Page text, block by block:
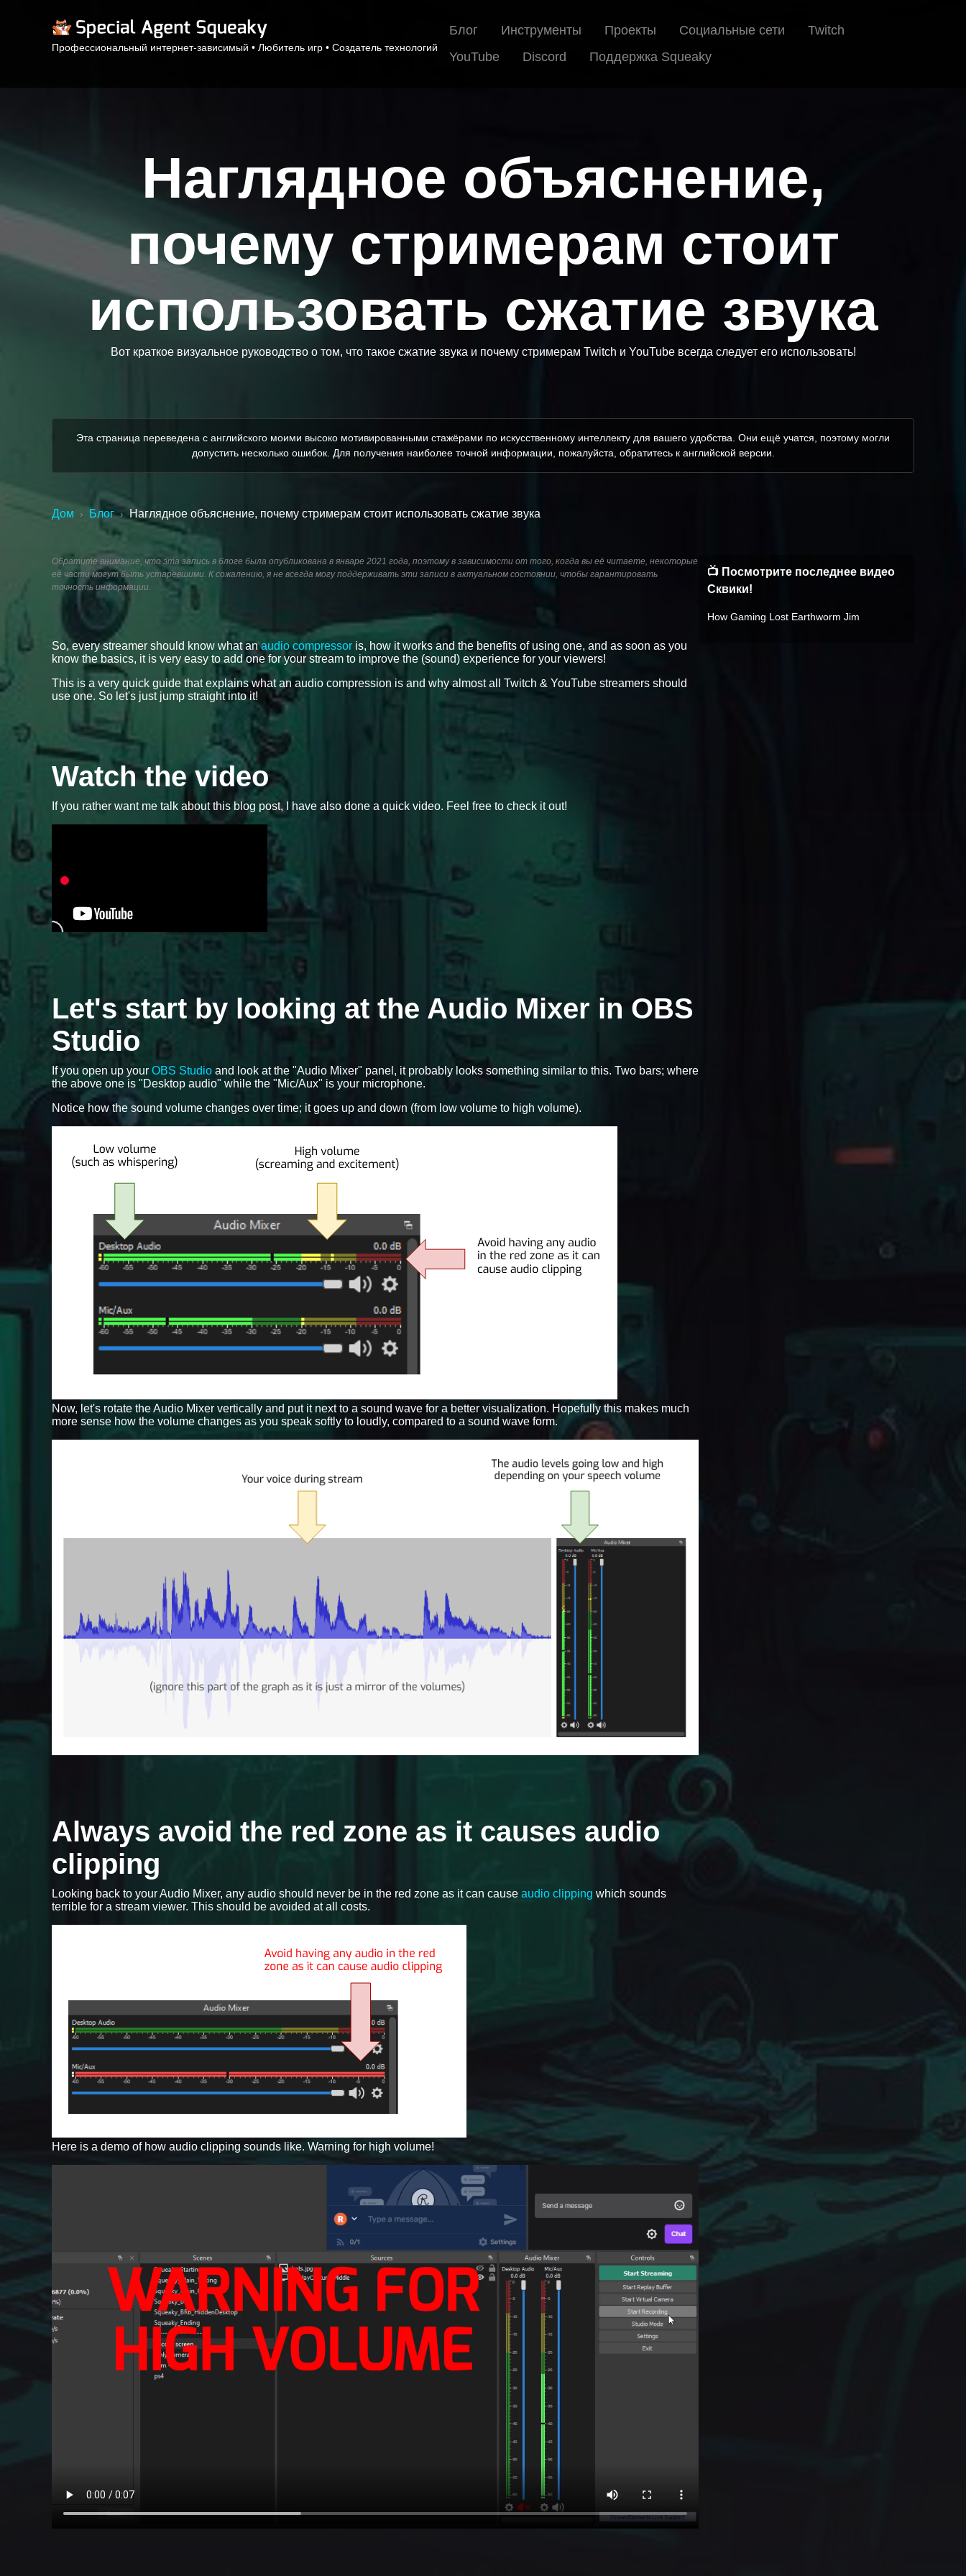
Профессиональный интернет-зависимый • Любитель игр • Создатель технологий
Блог Инструменты Проекты Социальные сети
Twitch
YouTube
Discord Поддержка Squeaky
Наглядное объяснение,
почему стримерам стоит
использовать сжатие звука
Вот краткое визуальное руководство о том, что такое сжатие звука и почему стримерам Twitch и YouTube всегда следует его использовать!
Эта страница переведена с английского моими высоко мотивированными стажёрами по искусственному интеллекту для вашего удобства. Они ещё учатся, поэтому могли
допустить несколько ошибок. Для получения наиболее точной информации, пожалуйста, обратитесь к английской версии.
Дом › Блог › Наглядное объяснение, почему стримерам стоит использовать сжатие звука
Обратите внимание, что эта запись в блоге была опубликована в январе 2021 года, поэтому в зависимости от того, когда вы её читаете, некоторые
её части могут быть устаревшими. К сожалению, я не всегда могу поддерживать эти записи в актуальном состоянии, чтобы гарантировать
точность информации.
So, every streamer should know what anaudio compressor is, how it works and the benefits of using one, and as soon as you
know the basics, it is very easy to add one for your stream to improve the (sound) experience for your viewers!
This is a very quick guide that explains what an audio compression is and why almost all Twitch & YouTube streamers should
use one. So let's just jump straight into it!
Watch the video
If you rather want me talk about this blog post, I have also done a quick video. Feel free to check it out!
Let's start by looking at the Audio Mixer in OBS
Studio
If you open up your OBS Studio and look at the "Audio Mixer" panel, it probably looks something similar to this. Two bars; where
the above one is "Desktop audio" while the "Mic/Aux" is your microphone.
Notice how the sound volume changes over time; it goes up and down (from low volume to high volume).
Now, let's rotate the Audio Mixer vertically and put it next to a sound wave for a better visualization. Hopefully this makes much
more sense how the volume changes as you speak softly to loudly, compared to a sound wave form.
Always avoid the red zone as it causes audio
clipping
Looking back to your Audio Mixer, any audio should never be in the red zone as it can cause audio clipping which sounds
terrible for a stream viewer. This should be avoided at all costs.
Here is a demo of how audio clipping sounds like. Warning for high volume!
📺 Посмотрите последнее видео
Сквики!
How Gaming Lost Earthworm Jim